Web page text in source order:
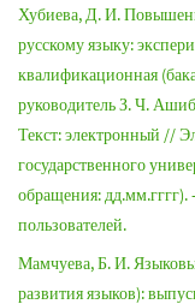
Хубиева, Д. И.
русскому языку:
квалификационная
руководитель З. Ч.
Текст: электронный //
государственного
обращения: дд.мм.гггг).
пользователей.
Мамчуева, Б. И.
развития языков):